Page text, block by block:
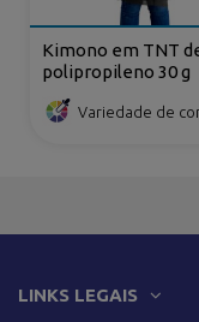
Kimono em TNT
polipropileno 30 g
Variedade de
LINKS LEGAIS